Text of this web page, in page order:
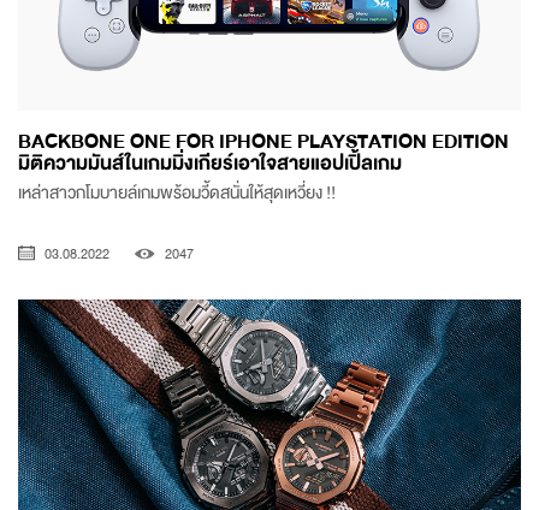
BACKBONE ONE FOR IPHONE PLAYSTATION EDITION
มิติความมันส์ในเกมมิ่งเกียร์เอาใจสายแอปเปิ้ลเกม
เหล่าสาวกโมบายล์เกมพร้อมวี้ดสนั่นให้สุดเหวี่ยง !!
03.08.2022 2047